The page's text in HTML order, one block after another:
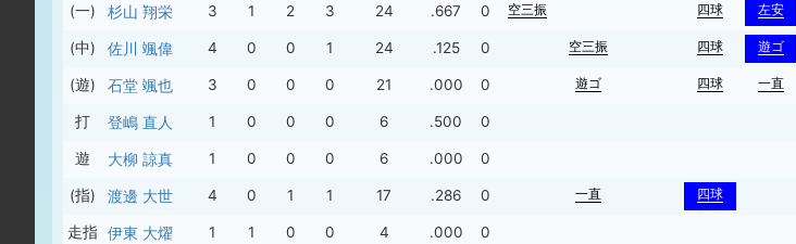
(一) 杉山 翔栄 3 1 2 3 24 .667 0 空三振 四球 左安
(中) 佐川 颯偉 4 0 0 1 24 .125 0 空三振 四球 遊ゴ
(遊) 石堂 颯也 3 0 0 0 21 .000 0 遊ゴ 四球 一直
打 登嶋 直人 1 0 0 0 6 .500 0
遊 大柳 諒真 1 0 0 0 6 .000 0
(指) 渡邊 大世 4 0 1 1 17 .286 0 一直 四球
走指 伊東 大燿 1 1 0 0 4 .000 0